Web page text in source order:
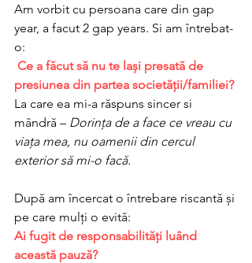
Am vorbit cu persoana care din gap
year, a facut 2 gap years. Si am întrebat-
o:
Ce a făcut să nu te lași presată de
presiunea din partea societății/familiei?
La care ea mi-a răspuns sincer si
mândră – Dorința de a face ce vreau cu
viața mea, nu oamenii din cercul
exterior să mi-o facă.
După am încercat o întrebare riscantă și
pe care mulți o evită:
Ai fugit de responsabilități luând
această pauză?